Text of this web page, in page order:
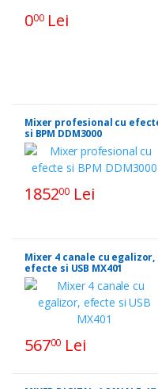
000Lei
Mixer profesional cu
si BPM DDM3000
185200 Lei
Mixer 4 canale cu egalizor,
efecte si USB MX401
56700 Lei